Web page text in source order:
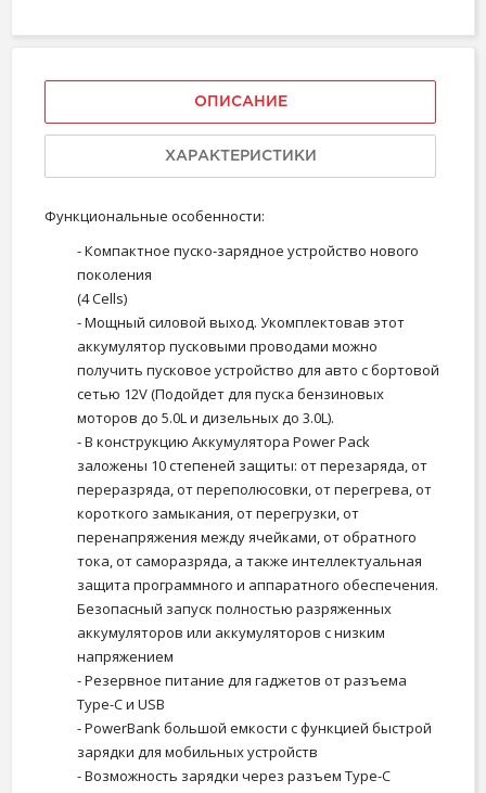
ОПИСАНИЕ
ХАРАКТЕРИСТИКИ
Функциональные особенности:
- Компактное пуско-зарядное устройство нового
поколения
(4 Сells)
- Мощный силовой выход. Укомплектовав этот
аккумулятор пусковыми проводами можно
получить пусковое устройство для авто с бортовой
сетью 12V (Подойдет для пуска бензиновых
моторов до 5.0L и дизельных до 3.0L).
- В конструкцию Аккумулятора Power Pack
заложены 10 степеней защиты: от перезаряда, от
переразряда, от переполюсовки, от перегрева, от
короткого замыкания, от перегрузки, от
перенапряжения между ячейками, от обратного
тока, от саморазряда, а также интеллектуальная
защита программного и аппаратного обеспечения.
Безопасный запуск полностью разряженных
аккумуляторов или аккумуляторов с низким
напряжением
- Резервное питание для гаджетов от разъема
Type-C и USB
- PowerBank большой емкости с функцией быстрой
зарядки для мобильных устройств
- Возможность зарядки через разъем Type-C